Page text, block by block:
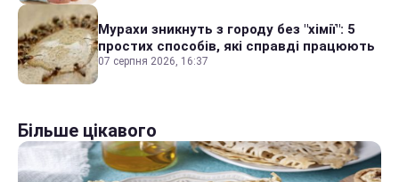
Мурахи зникнуть з городу без "хімії": 5
простих способів, які справді працюють
07 серпня 2026, 16:37
Більше цікавого